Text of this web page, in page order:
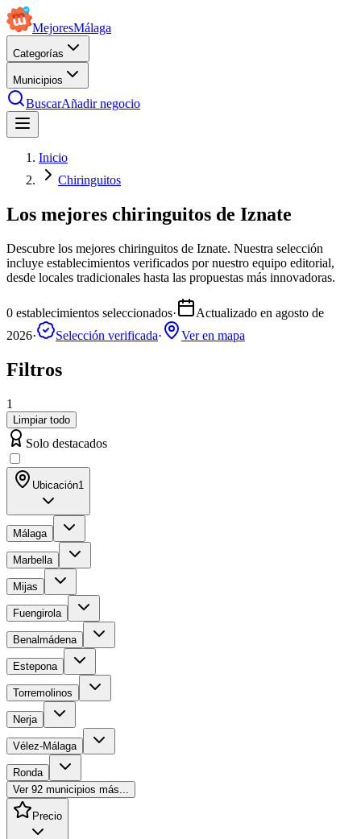
MejoresMálaga
Categorías
Municipios
BuscarAñadir negocio
Inicio
Chiringuitos
Los mejores chiringuitos de Iznate
Descubre los mejores chiringuitos de Iznate. Nuestra selección
incluye establecimientos verificados por nuestro equipo editorial,
desde locales tradicionales hasta las propuestas más innovadoras.
0 establecimientos seleccionados· Actualizado en agosto de
2026· Selección verificada· Ver en mapa
Filtros
1
Limpiar todo
Solo destacados
Ubicación1
Málaga
Marbella
Mijas
Fuengirola
Benalmádena
Estepona
Torremolinos
Nerja
Vélez-Málaga
Ronda
Ver 92 municipios más...
Precio